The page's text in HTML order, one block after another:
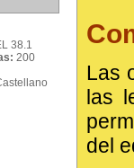
38.1
200
Las
las
del